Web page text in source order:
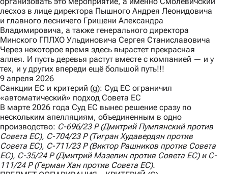
лесхоз в лице директора Пышного Андрея Леонидовича
и главного лесничего Грищени Александра
Владимировича, а также генерального директора
Минского ГПЛХО Ульдиновича Сергея Станиславовича
Через некоторое время здесь вырастет прекрасная
аллея. И пусть деревья растут вместе с компанией — и у
тех, и у других впереди ещё большой путь!!!
9 апреля 2026
Санкции ЕС и критерий (g): Суд ЕС ограничил
«автоматический» подход Совета ЕС
В марте 2026 года Суд ЕС вынес решение сразу по
нескольким апелляциям, объединенным в одно
производство: C-696/23 P(Дмитрий Пумпянский против
Совета ЕС), C-704/23 P(Тигран Худавердян против
Совета ЕС), C-711/23 P(Виктор Рашников против Совета
ЕС), C-35/24 P(Дмитрий Мазепин против Совета ЕС) и C-
111/24 P(Герман Хан против Совета ЕС).